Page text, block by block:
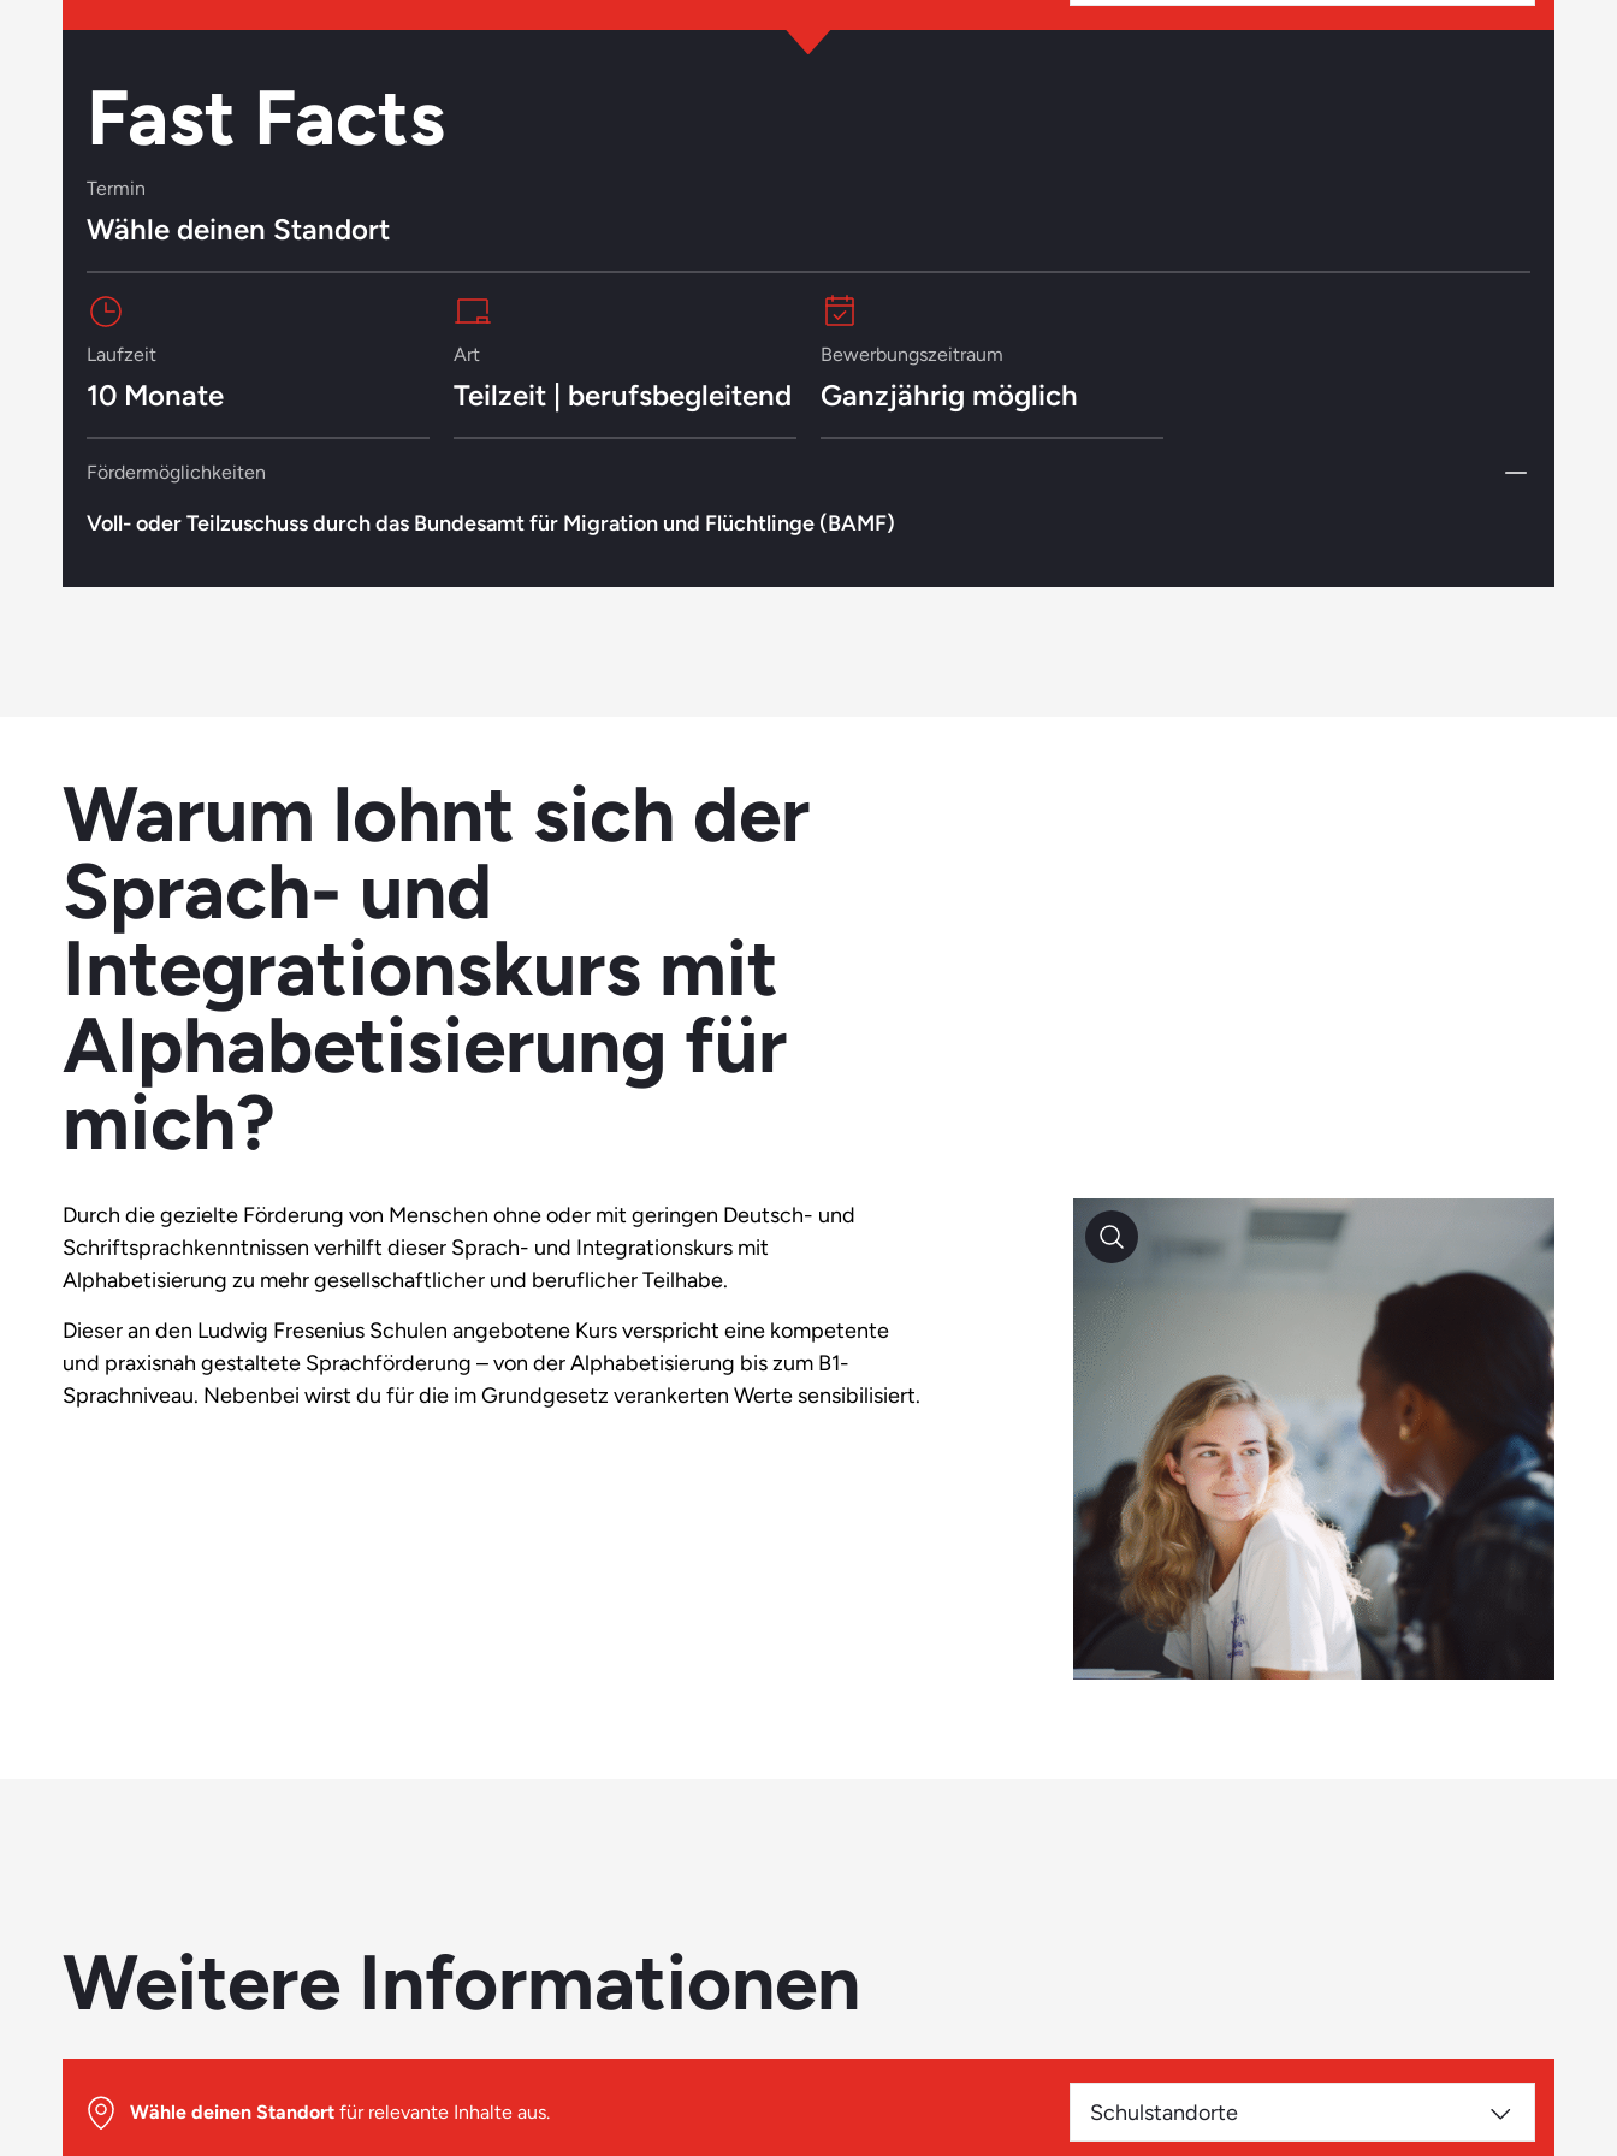
Fast Facts
Termin
Wähle deinen Standort
Laufzeit
10 Monate
Art
Teilzeit | berufsbegleitend
Bewerbungszeitraum
Ganzjährig möglich
Fördermöglichkeiten
Voll- oder Teilzuschuss durch das Bundesamt für Migration und Flüchtlinge (BAMF)
Warum lohnt sich der
Sprach- und
Integrationskurs mit
Alphabetisierung für
mich?
Durch die gezielte Förderung von Menschen ohne oder mit geringen Deutsch- und
Schriftsprachkenntnissen verhilft dieser Sprach- und Integrationskurs mit
Alphabetisierung zu mehr gesellschaftlicher und beruflicher Teilhabe.
Dieser an den Ludwig Fresenius Schulen angebotene Kurs verspricht eine kompetente
und praxisnah gestaltete Sprachförderung – von der Alphabetisierung bis zum B1-
Sprachniveau. Nebenbei wirst du für die im Grundgesetz verankerten Werte sensibilisiert.
Weitere Informationen
Wähle deinen Standort für relevante Inhalte aus. Schulstandorte